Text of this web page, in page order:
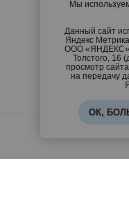
Мы
Данный сайт
Яндекс
ООО «ЯНДЕКС»,
Толстого, 16
просмотр
на передачу
ОК,